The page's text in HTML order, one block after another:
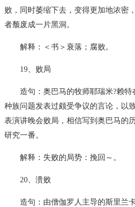
败，同时萎缩下去，变得更加地浓密
者颓废成一片黑洞。
解释：＜书＞衰落；腐败。
19、败局
造句：奥巴马的牧师耶瑞米?赖特
种族问题发表过颇受争议的言论，以
表演讲晚会败局，相信写到奥巴马的
研究一番。
解释：失败的局势：挽回～。
20、溃败
造句：由僧伽罗人主导的斯里兰卡